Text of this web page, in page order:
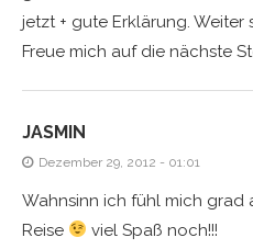
jetzt + gute Erklärung. Weiter
Freue mich auf die nächste
JASMIN
Dezember 29, 2012 - 01:01
Wahnsinn ich fühl mich grad
Reise
viel Spaß noch!!!